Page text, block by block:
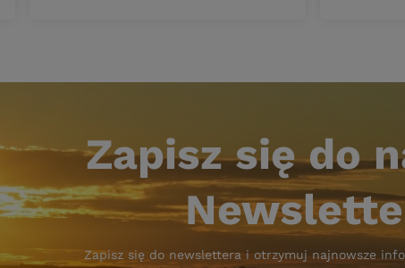
Zapisz się do
Zapisz się do newslettera i otrzymuj najnowsze